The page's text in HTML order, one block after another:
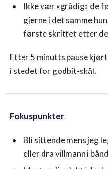
Ikke vær «grådig» de
gjerne i det samme
første skrittet etter
Etter 5 minutts pause
i stedet for godbit-skål.
Fokuspunkter:
Bli sittende mens jeg
eller dra villmann i